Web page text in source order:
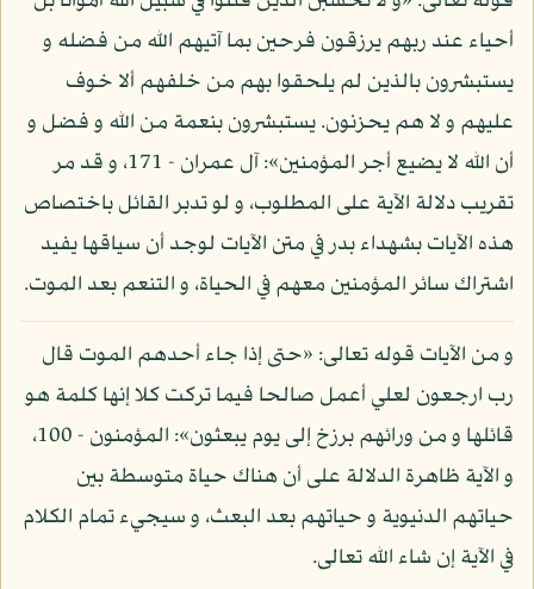
أحياء عند ربهم يرزقون فرحين بما آتيهم الله من فضله و
يستبشرون بالذين لم يلحقوا بهم من خلفهم ألا خوف
عليهم و لا هم يحزنون. يستبشرون بنعمة من الله و فضل و
أن الله لا يضيع أجر المؤمنين»: آل عمران - 171، و قد مر
تقريب دلالة الآية على المطلوب، و لو تدبر القائل باختصاص
هذه الآيات بشهداء بدر في متن الآيات لوجد أن سياقها يفيد
اشتراك سائر المؤمنين معهم في الحياة، و التنعم بعد الموت.
و من الآيات قوله تعالى: «حتى إذا جاء أحدهم الموت قال
رب ارجعون لعلي أعمل صالحا فيما تركت كلا إنها كلمة هو
قائلها و من ورائهم برزخ إلى يوم يبعثون»: المؤمنون - 100،
و الآية ظاهرة الدلالة على أن هناك حياة متوسطة بين
حياتهم الدنيوية و حياتهم بعد البعث، و سيجيء تمام الكلام
في الآية إن شاء الله تعالى.